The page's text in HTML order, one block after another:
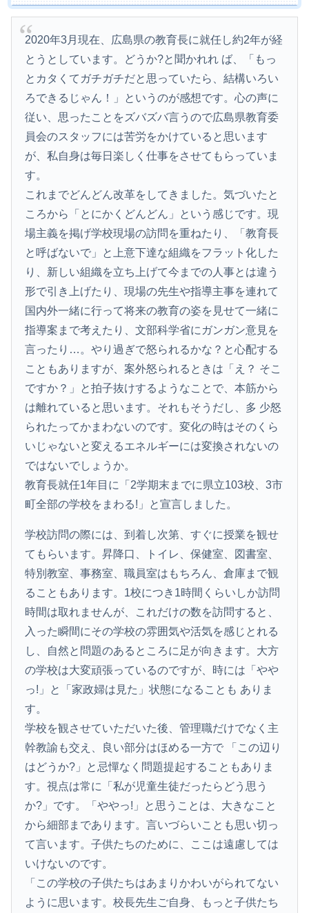
2020年3月現在、広島県の教育長に就任し約2年が経
とうとしています。どうか?と聞かれれ ば、「もっ
とカタくてガチガチだと思っていたら、結構いろい
ろできるじゃん！」というのが感想です。心の声に
従い、思ったことをズバズバ言うので広島県教育委
員会のスタッフには苦労をかけていると思います
が、私自身は毎日楽しく仕事をさせてもらっていま
す。
これまでどんどん改革をしてきました。気づいたと
ころから「とにかくどんどん」という感じです。現
場主義を掲げ学校現場の訪問を重ねたり、「教育長
と呼ばないで」と上意下達な組織をフラット化した
り、新しい組織を立ち上げて今までの人事とは違う
形で引き上げたり、現場の先生や指導主事を連れて
国内外一緒に行って将来の教育の姿を見せて一緒に
指導案まで考えたり、文部科学省にガンガン意見を
言ったり…。やり過ぎで怒られるかな？と心配する
こともありますが、案外怒られるときは「え？ そこ
ですか？」と拍子抜けするようなことで、本筋から
は離れていると思います。それもそうだし、多 少怒
られたってかまわないのです。変化の時はそのくら
いじゃないと変えるエネルギーには変換されないの
ではないでしょうか。
教育長就任1年目に「2学期末までに県立103校、3市
町全部の学校をまわる!」と宣言しました。
学校訪問の際には、到着し次第、すぐに授業を観せ
てもらいます。昇降口、トイレ、保健室、図書室、
特別教室、事務室、職員室はもちろん、倉庫まで観
ることもあります。1校につき1時間くらいしか訪問
時間は取れませんが、これだけの数を訪問すると、
入った瞬間にその学校の雰囲気や活気を感じとれる
し、自然と問題のあるところに足が向きます。大方
の学校は大変頑張っているのですが、時には「やや
っ!」と「家政婦は見た」状態になることも ありま
す。
学校を観させていただいた後、管理職だけでなく主
幹教諭も交え、良い部分はほめる一方で 「この辺り
はどうか?」と忌憚なく問題提起することもありま
す。視点は常に「私が児童生徒だったらどう思う
か?」です。「ややっ!」と思うことは、大きなこと
から細部まであります。言いづらいことも思い切っ
て言います。子供たちのために、ここは遠慮しては
いけないのです。
「この学校の子供たちはあまりかわいがられてない
ように思います。校長先生ご自身、もっと子供たち